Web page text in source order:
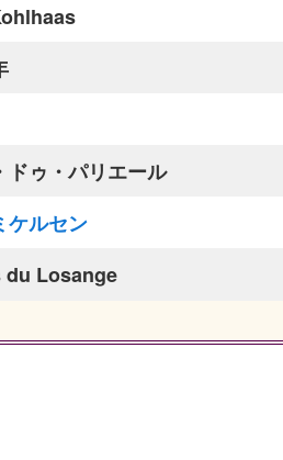
ドゥ・パリエール
ケルセン
Losange